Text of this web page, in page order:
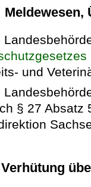
und
§ 27 Absatz
Verhütung